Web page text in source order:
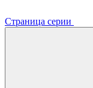
Страница серии